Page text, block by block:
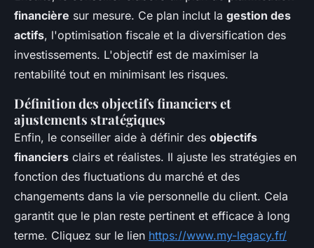
financière sur mesure. Ce plan inclut la gestion des
actifs, l'optimisation fiscale et la diversification des
investissements. L'objectif est de maximiser la
rentabilité tout en minimisant les risques.
Définition des objectifs financiers et
ajustements stratégiques
Enfin, le conseiller aide à définir des objectifs
financiers clairs et réalistes. Il ajuste les stratégies en
fonction des fluctuations du marché et des
changements dans la vie personnelle du client. Cela
garantit que le plan reste pertinent et efficace à long
terme. Cliquez sur le lien https://www.my-legacy.fr/